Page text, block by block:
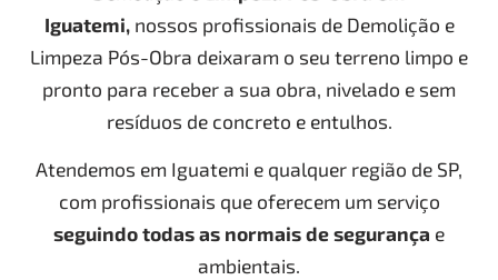
Iguatemi, nossos profissionais de Demolição e
Limpeza Pós-Obra deixaram o seu terreno limpo e
pronto para receber a sua obra, nivelado e sem
resíduos de concreto e entulhos.
Atendemos em Iguatemi e qualquer região de SP,
com profissionais que oferecem um serviço
seguindo todas as normais de segurança e
ambientais.